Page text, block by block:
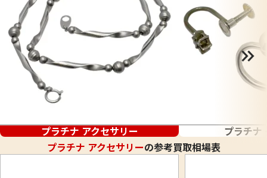
プラチナ アクセサリー
プラチナ
プラチナ アクセサリーの参考買取相場表